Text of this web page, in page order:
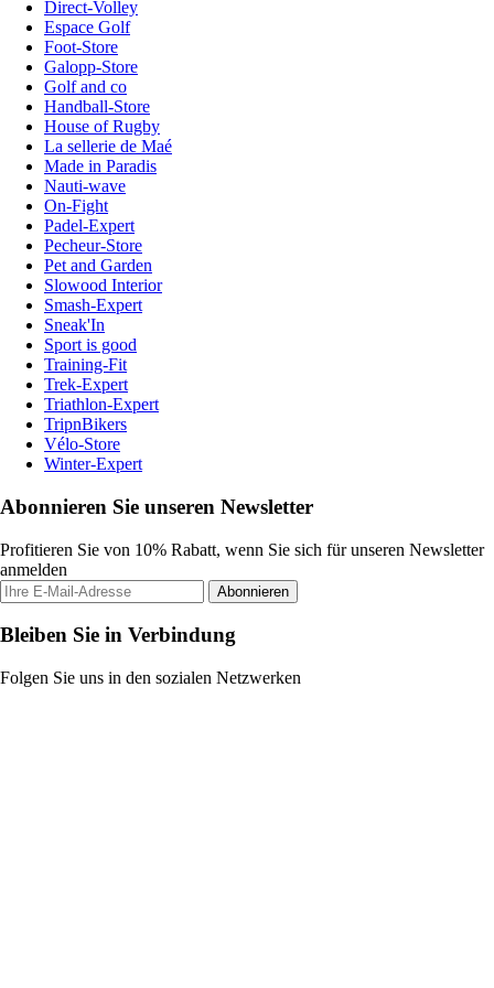
Direct-Volley
Espace Golf
Foot-Store
Galopp-Store
Golf and co
Handball-Store
House of Rugby
La sellerie de Maé
Made in Paradis
Nauti-wave
On-Fight
Padel-Expert
Pecheur-Store
Pet and Garden
Slowood Interior
Smash-Expert
Sneak'In
Sport is good
Training-Fit
Trek-Expert
Triathlon-Expert
TripnBikers
Vélo-Store
Winter-Expert
Abonnieren Sie unseren Newsletter
Profitieren Sie von 10% Rabatt, wenn Sie sich für unseren Newsletter
anmelden
Abonnieren
Bleiben Sie in Verbindung
Folgen Sie uns in den sozialen Netzwerken